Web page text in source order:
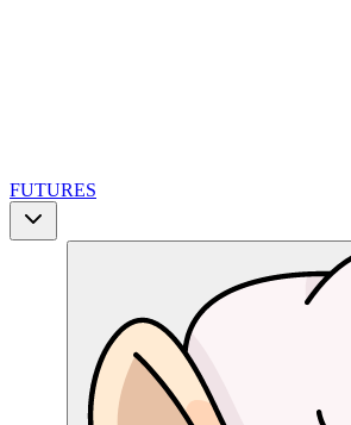
FUTURES